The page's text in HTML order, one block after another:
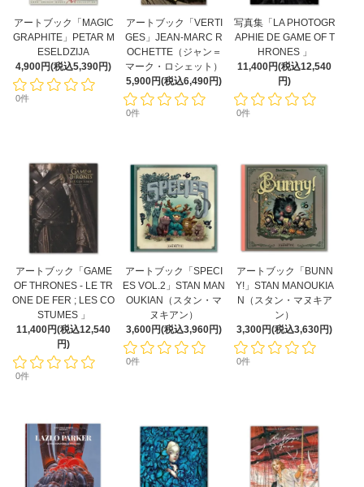
アートブック「MAGIC
GRAPHITE」PETAR M
ESELDZIJA
4,900円(税込5,390円)
0件
アートブック「VERTI
GES」JEAN-MARC R
OCHETTE（ジャン＝
マーク・ロシェット）
5,900円(税込6,490円)
0件
写真集「LA PHOTOGR
APHIE DE GAME OF T
HRONES 」
11,400円(税込12,540
円)
0件
アートブック「GAME
OF THRONES - LE TR
ONE DE FER ; LES CO
STUMES 」
11,400円(税込12,540
円)
0件
アートブック「SPECI
ES VOL.2」STAN MAN
OUKIAN（スタン・マ
ヌキアン）
3,600円(税込3,960円)
0件
アートブック「BUNN
Y!」STAN MANOUKIA
N（スタン・マヌキア
ン）
3,300円(税込3,630円)
0件